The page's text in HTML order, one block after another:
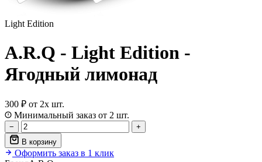
Light Edition
A.R.Q - Light Edition -
Ягодный лимонад
300 ₽ от 2х шт.
Минимальный заказ от 2 шт.
−
+
В корзину
Оформить заказ в 1 клик